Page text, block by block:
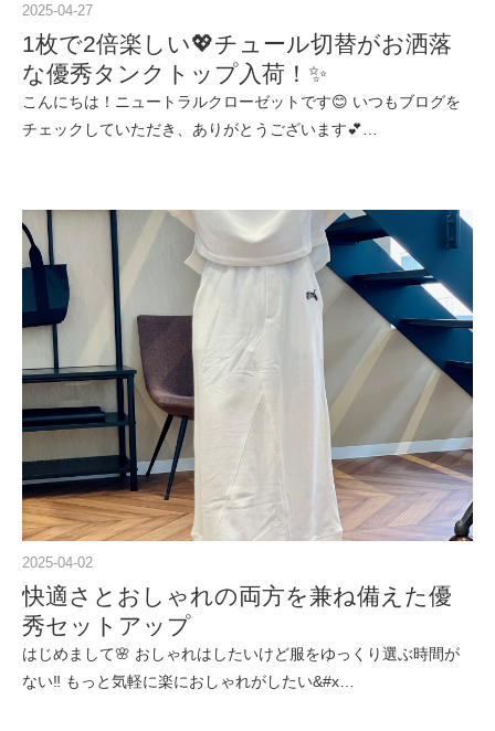
2025-04-27
1枚で2倍楽しい💖チュール切替がお洒落
な優秀タンクトップ入荷！✨
こんにちは！ニュートラルクローゼットです😊 いつもブログを
チェックしていただき、ありがとうございます💕…
2025-04-02
快適さとおしゃれの両方を兼ね備えた優
秀セットアップ
はじめまして🌸 おしゃれはしたいけど服をゆっくり選ぶ時間が
ない‼ もっと気軽に楽におしゃれがしたい&#x…